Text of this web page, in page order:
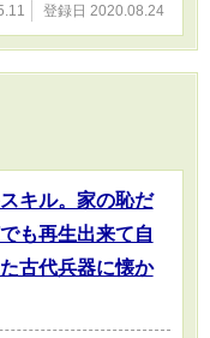
登録日 2020.08.24
キル。家の恥だ
も再生出来て自
古代兵器に懐か